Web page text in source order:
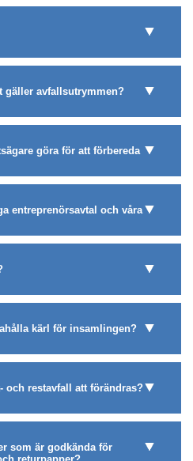
gäller avfallsutrymmen?
göra för att förbereda
entreprenörsavtal och våra
kärl för insamlingen?
och restavfall att förändras?
som är godkända för